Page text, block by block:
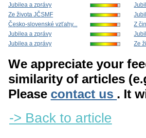
Jubilea a zprávy
Ze života JČSMF
Česko-slovenské vzťahy...
Jubilea a zprávy
Jubilea a zprávy
Z
Ze
We appreciate your
similarity of articles
Please contact us . It
-> Back to article